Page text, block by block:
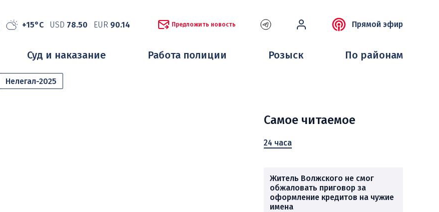
+15°C USD 78.50 EUR 90.14 Предложить новость Прямой эфир
Суд и наказание Работа полиции Розыск По районам
Нелегал-2025
Самое читаемое
24 часа
Житель Волжского не смог
обжаловать приговор за
оформление кредитов на чужие
имена